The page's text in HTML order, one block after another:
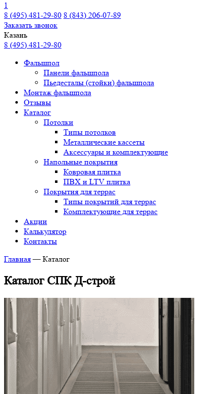
1
8 (495) 481-29-80 8 (843) 206-07-89
Заказать звонок
Казань
8 (495) 481-29-80
Фальшпол
Панели фальшпола
Пьедесталы (стойки) фальшпола
Монтаж фальшпола
Отзывы
Каталог
Потолки
Типы потолков
Металлические кассеты
Аксессуары и комплектующие
Напольные покрытия
Ковровая плитка
ПВХ и LTV плитка
Покрытия для террас
Типы покрытий для террас
Комплектующие для террас
Акции
Калькулятор
Контакты
Главная — Каталог
Каталог СПК Д-строй